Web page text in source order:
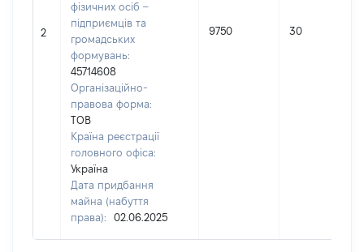
2
фізичних осіб –
підприємців та
громадських
формувань:
45714608
Організаційно-
правова форма:
ТОВ
Країна реєстрації
головного офіса:
Україна
Дата придбання
майна (набуття
права):
02.06.2025
9750 30